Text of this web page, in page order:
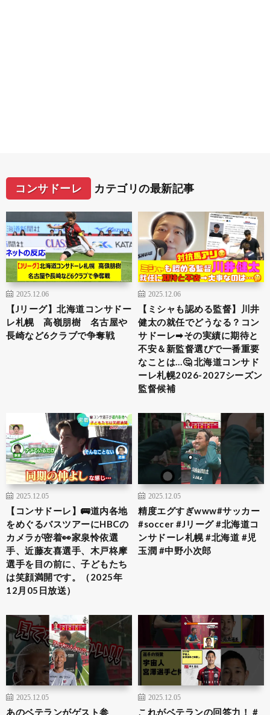
コンサドーレ カテゴリの最新記事
2025.12.06
【Jリーグ】北海道コンサドー
レ札幌 高嶺朋樹 名古屋や
長崎など6クラブで争奪戦
2025.12.06
【ミシャも認める監督】川井
健太の就任でどうなる？コン
サドーレ➡︎その実績に期待と
不安＆新監督選びで一番重要
なことは…🤔 北海道コンサド
ーレ札幌2026-2027シーズン
監督候補
2025.12.05
【コンサドーレ】🚌道内各地
をめぐるバスツアーにHBCの
カメラが密着👀家泉怜依選
手、近藤友喜選手、木戸柊摩
選手を目の前に、子どもたち
は笑顔満開です。（2025年
12月05日放送）
2025.12.05
精度エグすぎwww#サッカー
#soccer #Jリーグ #北海道コ
ンサドーレ札幌 #北海道 #児
玉潤 #中野小次郎
2025.12.05
あのベテランがゲスト参
2025.12.05
これがベテランの回答力！ #